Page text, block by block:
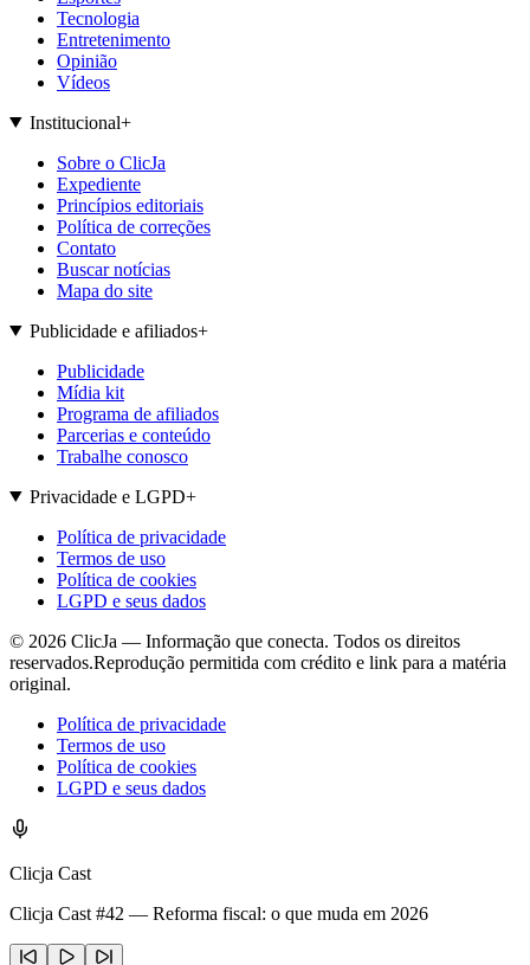
Tecnologia
Entretenimento
Opinião
Vídeos
Institucional+
Sobre o ClicJa
Expediente
Princípios editoriais
Política de correções
Contato
Buscar notícias
Mapa do site
Publicidade e afiliados+
Publicidade
Mídia kit
Programa de afiliados
Parcerias e conteúdo
Trabalhe conosco
Privacidade e LGPD+
Política de privacidade
Termos de uso
Política de cookies
LGPD e seus dados
© 2026 ClicJa — Informação que conecta. Todos os direitos
reservados.Reprodução permitida com crédito e link para a matéria
original.
Política de privacidade
Termos de uso
Política de cookies
LGPD e seus dados
Clicja Cast
Clicja Cast #42 — Reforma fiscal: o que muda em 2026